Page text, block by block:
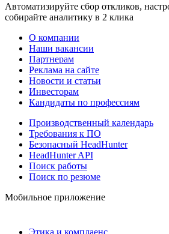
Автоматизируйте сбор откликов,
собирайте аналитику в 2 клика
О компании
Наши вакансии
Партнерам
Реклама на сайте
Новости и статьи
Инвесторам
Кандидаты по профессиям
Производственный календарь
Требования к ПО
Безопасный HeadHunter
HeadHunter API
Поиск работы
Поиск по резюме
Мобильное приложение
Этика и комплаенс